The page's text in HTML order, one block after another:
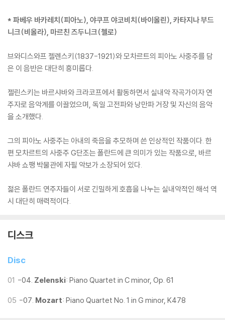
* 파베우 바카레치(피아노), 야쿠프 야코비치(바이올린), 카타지나 부드
니크(비올라), 마르친 즈두니크(첼로)
브와디스와프 젤렌스키(1837-1921)와 모차르트의 피아노 사중주를 담
은 이 음반은 대단히 흥미롭다.
젤린스키는 바르샤바와 크라코프에서 활동하면서 실내악 작곡가이자 연
주자로 음악계를 이끌었으며, 독일 고전파와 낭만파 거장 및 자신의 음악
을 소개했다.
그의 피아노 사중주는 아내의 죽음을 추모하며 쓴 인상적인 작품이다. 한
편 모차르트의 사중주 G단조는 폴란드에 큰 의미가 있는 작품으로, 바르
샤바 쇼팽 박물관에 자필 악보가 소장되어 있다.
젊은 폴란드 연주자들이 서로 긴밀하게 호흡을 나누는 실내악적인 해석 역
시 대단히 매력적이다.
디스크
Disc
01 -04. Zelenski: Piano Quartet in C minor, Op. 61
05 -07. Mozart: Piano Quartet No. 1 in G minor, K478